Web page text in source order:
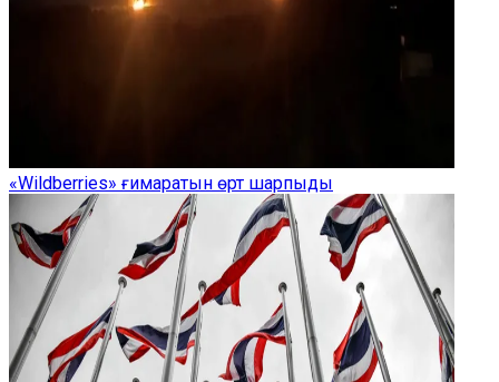
«Wildberries» ғимаратын өрт шарпыды